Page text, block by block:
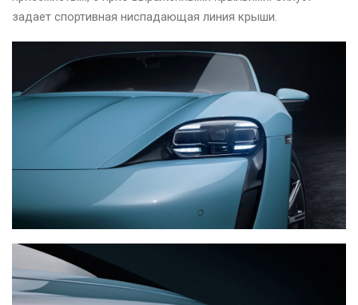
задает спортивная ниспадающая линия крыши.